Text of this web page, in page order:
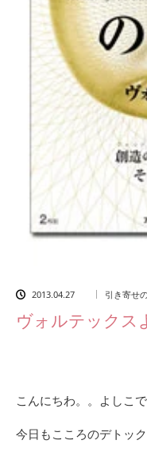
2013.04.27 引き寄せ
ヴォルテックス
こんにちわ。。よしこで
今日もこころのデトッ